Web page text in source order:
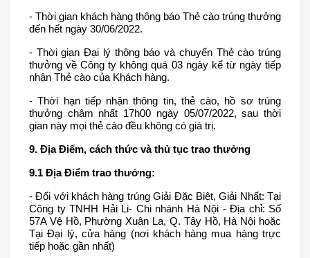
- Thời gian khách hàng thông báo Thẻ cào trúng thưởng
đến hết ngày 30/06/2022.
- Thời gian Đại lý thông báo và chuyển Thẻ cào trúng
thưởng về Công ty không quá 03 ngày kể từ ngày tiếp
nhận Thẻ cào của Khách hàng.
- Thời hạn tiếp nhận thông tin, thẻ cào, hồ sơ trúng
thưởng chậm nhất 17h00 ngày 05/07/2022, sau thời
gian này mọi thẻ cào đều không có giá trị.
9. Địa Điểm, cách thức và thủ tục trao thưởng
9.1 Địa Điểm trao thưởng:
- Đối với khách hàng trúng Giải Đặc Biệt, Giải Nhất: Tại
Công ty TNHH Hải Li- Chi nhánh Hà Nội - Địa chỉ: Số
57A Vệ Hồ, Phường Xuân La, Q. Tây Hồ, Hà Nội hoặc
Tại Đại lý, cửa hàng (nơi khách hàng mua hàng trực
tiếp hoặc gần nhất)